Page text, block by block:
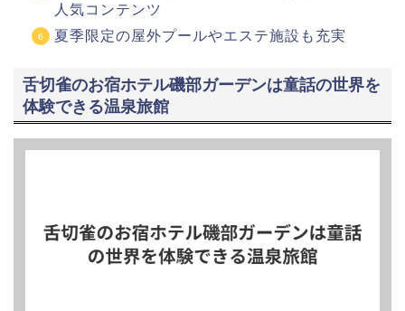
人気コンテンツ
夏季限定の屋外プールやエステ施設も充実
舌切雀のお宿ホテル磯部ガーデンは童話の世界を
体験できる温泉旅館